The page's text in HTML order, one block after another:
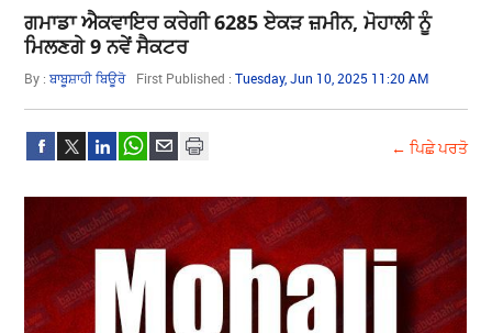
ਗਮਾਡਾ ਐਕਵਾਇਰ ਕਰੇਗੀ 6285 ਏਕੜ ਜ਼ਮੀਨ, ਮੋਹਾਲੀ ਨੂੰ
ਮਿਲਣਗੇ 9 ਨਵੇਂ ਸੈਕਟਰ
By :ਬਾਬੂਸ਼ਾਹੀ ਬਿਊਰੋ First Published :Tuesday, Jun 10, 2025 11:20 AM
← ਪਿਛੇ ਪਰਤੋ